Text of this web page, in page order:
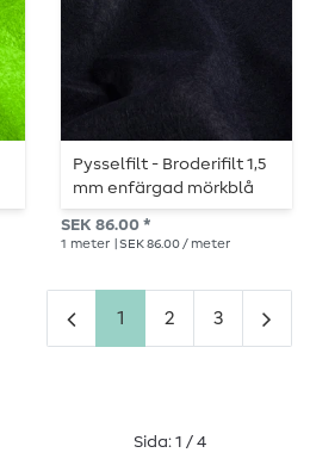
Pysselfilt - Broderifilt 1,5
mm enfärgad mörkblå
SEK 86.00 *
1 meter | SEK 86.00 / meter
1 2 3
Sida: 1 / 4